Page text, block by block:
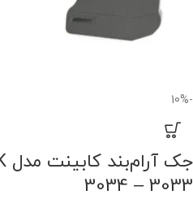
-10%
3033 – 3034